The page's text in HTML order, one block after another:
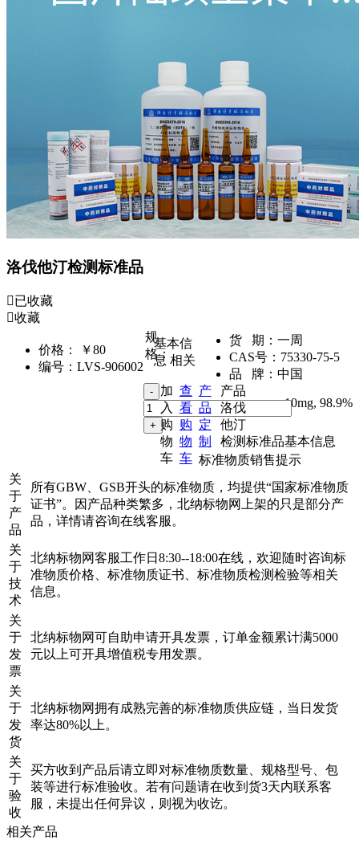
洛伐他汀检测标准品
已收藏
收藏
价格：
￥80
编号： LVS-906002
货 期： 一周
CAS号： 75330-75-5
品 牌： 中国
规
格：
10mg, 98.9%
加
入
购
物
车
查
看
购
物
车
产
品
定
制
基本信
息 相关
产品
洛伐
他汀
检测标准品基本信息
标准物质销售提示
关
于
产
品
所有GBW、GSB开头的标准物质，均提供“国家标准物质
证书”。因产品种类繁多，北纳标物网上架的只是部分产
品，详情请咨询在线客服。
关
于
技
术
北纳标物网客服工作日8:30--18:00在线，欢迎随时咨询标
准物质价格、标准物质证书、标准物质检测检验等相关
信息。
关
于
发
票
北纳标物网可自助申请开具发票，订单金额累计满5000
元以上可开具增值税专用发票。
关
于
发
货
北纳标物网拥有成熟完善的标准物质供应链，当日发货
率达80%以上。
关
于
验
收
买方收到产品后请立即对标准物质数量、规格型号、包
装等进行标准验收。若有问题请在收到货3天内联系客
服，未提出任何异议，则视为收讫。
相关产品